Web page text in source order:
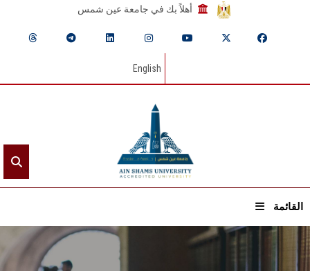
أهلاً بك في جامعة عين شمس
English
القائمة
الرئيسيـة